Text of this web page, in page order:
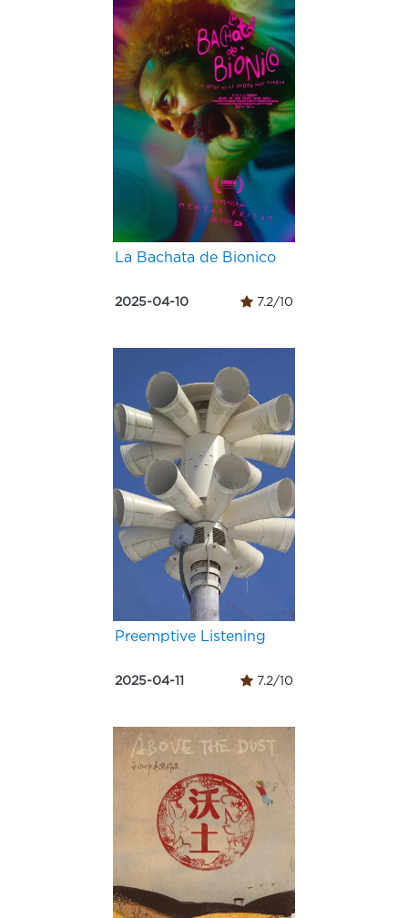
La Bachata de Bionico
2025-04-10 7.2/10
Preemptive Listening
2025-04-11 7.2/10